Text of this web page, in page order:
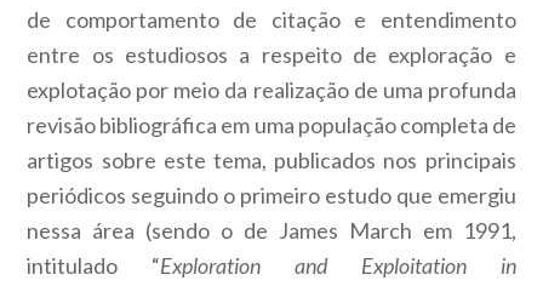
de comportamento de citação e entendimento
entre os estudiosos a respeito de exploração e
explotação por meio da realização de uma profunda
revisão bibliográfica em uma população completa de
artigos sobre este tema, publicados nos principais
periódicos seguindo o primeiro estudo que emergiu
nessa área (sendo o de James March em 1991,
intitulado “Exploration and Exploitation in